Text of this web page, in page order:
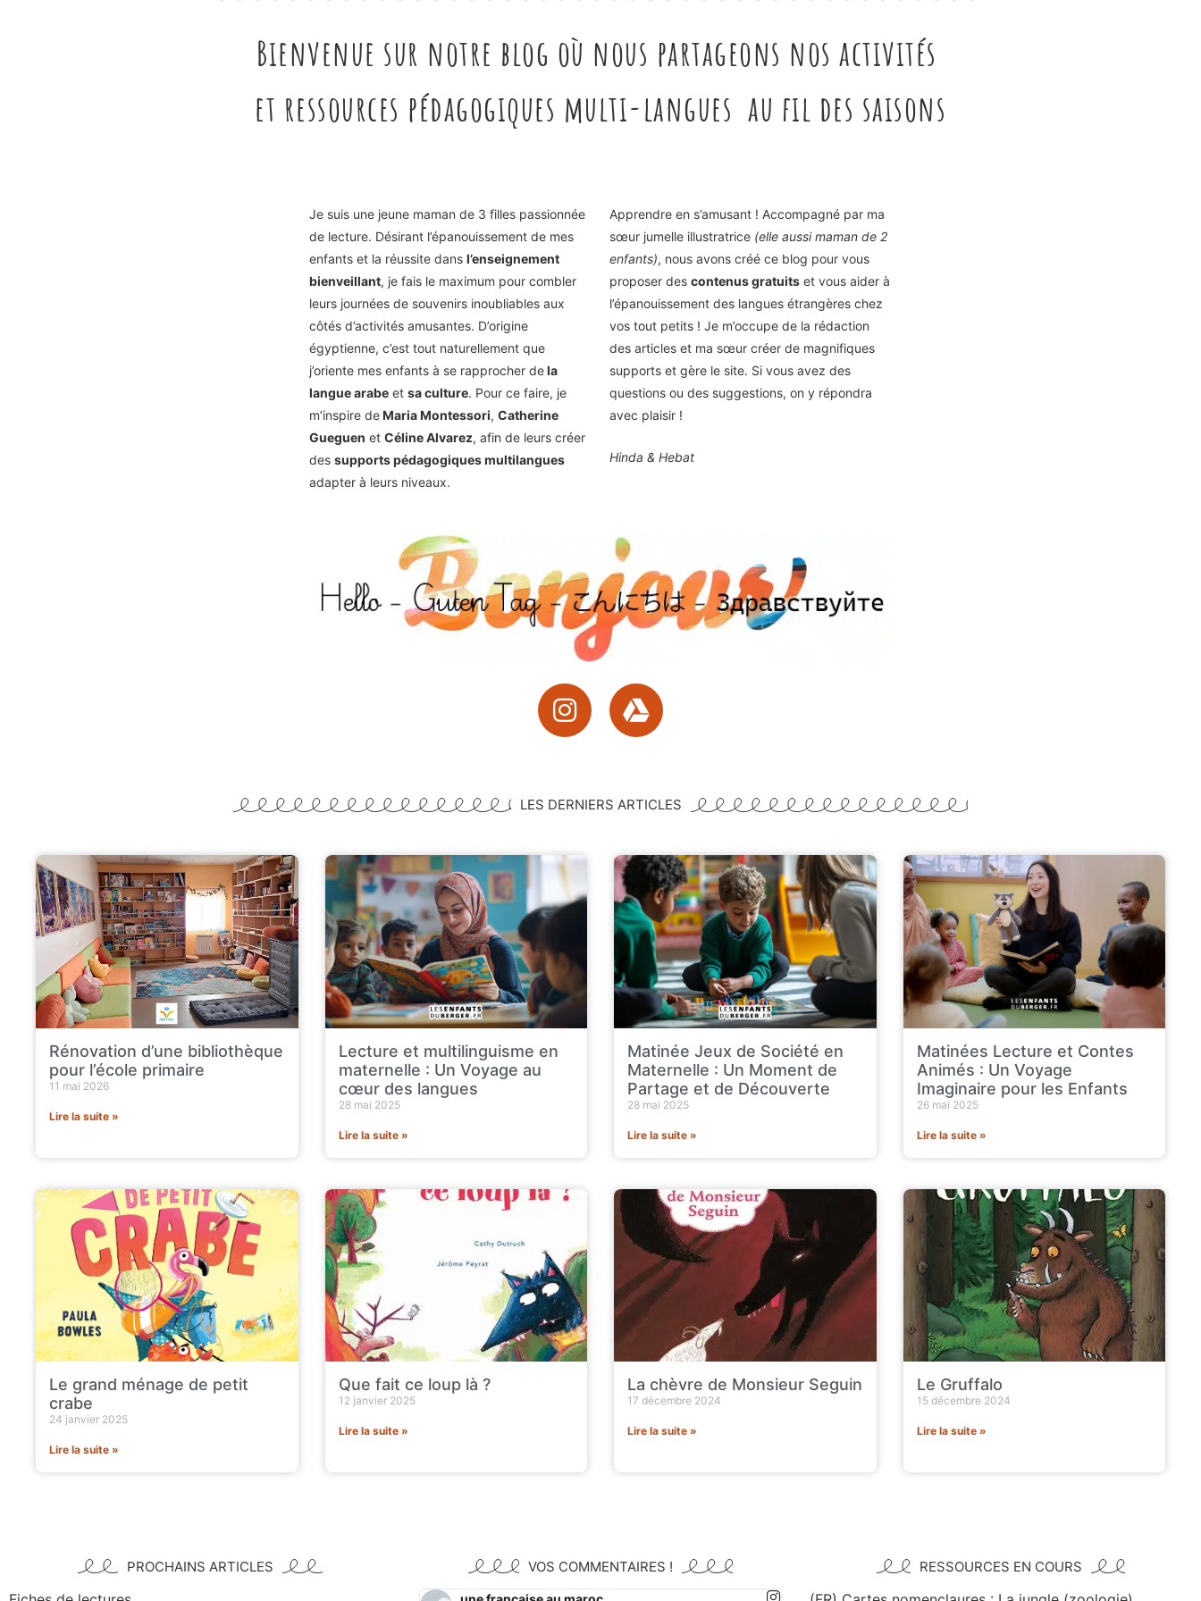
Bienvenue sur notre blog où nous partageons nos activités
et ressources pédagogiques multi-langues au fil des saisons
Je suis une jeune maman de 3 filles passionnée
de lecture. Désirant l’épanouissement de mes
enfants et la réussite dans l’enseignement
bienveillant, je fais le maximum pour combler
leurs journées de souvenirs inoubliables aux
côtés d’activités amusantes. D’origine
égyptienne, c’est tout naturellement que
j’oriente mes enfants à se rapprocher dela
langue arabe et sa culture. Pour ce faire, je
m’inspire deMaria Montessori, Catherine
Gueguen et Céline Alvarez, afin de leurs créer
des supports pédagogiques multilangues
adapter à leurs niveaux.
Apprendre en s’amusant ! Accompagné par ma
sœur jumelle illustratrice (elle aussi maman de 2
enfants), nous avons créé ce blog pour vous
proposer des contenus gratuits et vous aider à
l’épanouissement des langues étrangères chez
vos tout petits ! Je m’occupe de la rédaction
des articles et ma sœur créer de magnifiques
supports et gère le site. Si vous avez des
questions ou des suggestions, on y répondra
avec plaisir !
Hinda & Hebat
LES DERNIERS ARTICLES
Rénovation d’une bibliothèque
pour l’école primaire
11 mai 2026
Lire la suite »
Lecture et multilinguisme en
maternelle : Un Voyage au
cœur des langues
28 mai 2025
Lire la suite »
Matinée Jeux de Société en
Maternelle : Un Moment de
Partage et de Découverte
28 mai 2025
Lire la suite »
Matinées Lecture et Contes
Animés : Un Voyage
Imaginaire pour les Enfants
26 mai 2025
Lire la suite »
Le grand ménage de petit
crabe
24 janvier 2025
Lire la suite »
Que fait ce loup là ?
12 janvier 2025
Lire la suite »
La chèvre de Monsieur Seguin
17 décembre 2024
Lire la suite »
Le Gruffalo
15 décembre 2024
Lire la suite »
PROCHAINS ARTICLES VOS COMMENTAIRES ! RESSOURCES EN COURS